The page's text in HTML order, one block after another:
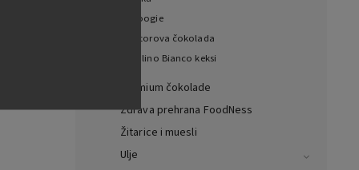
Woogie
Witorova čokolada
Mulino Bianco keksi
Premium čokolade
Zdrava prehrana FoodNess
Žitarice i muesli
Ulje